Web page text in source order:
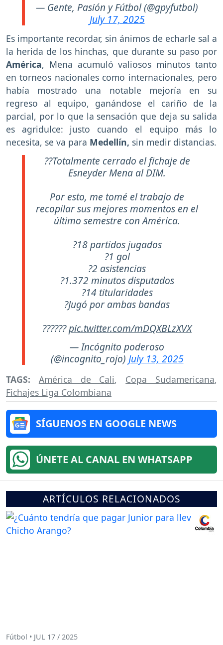
— Gente, Pasión y Fútbol (@gpyfutbol)
July 17, 2025
Es importante recordar, sin ánimos de echarle sal a
la herida de los hinchas, que durante su paso por
América, Mena acumuló valiosos minutos tanto
en torneos nacionales como internacionales, pero
había mostrado una notable mejoría en su
regreso al equipo, ganándose el cariño de la
parcial, por lo que la sensación que deja su salida
es agridulce: justo cuando el equipo más lo
necesita, se va para Medellín, sin medir distancias.
??Totalmente cerrado el fichaje de
Esneyder Mena al DIM.
Por esto, me tomé el trabajo de
recopilar sus mejores momentos en el
último semestre con América.
?18 partidos jugados
?1 gol
?2 asistencias
?1.372 minutos disputados
?14 titularidades
?Jugó por ambas bandas
??????pic.twitter.com/mDQXBLzXVX
— Incógnito poderoso
(@incognito_rojo) July 13, 2025
TAGS: América de Cali, Copa Sudamericana,
Fichajes Liga Colombiana
SÍGUENOS EN GOOGLE NEWS
ÚNETE AL CANAL EN WHATSAPP
ARTÍCULOS RELACIONADOS
Fútbol • JUL 17 / 2025